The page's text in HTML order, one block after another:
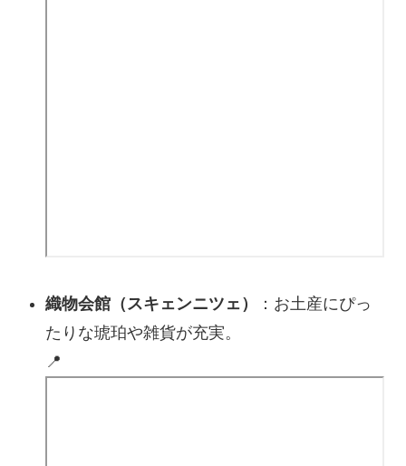
織物会館（スキェンニツェ）
：お土産にぴっ
たりな琥珀や雑貨が充実。
📍